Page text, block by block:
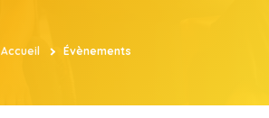
Accueil Évènements